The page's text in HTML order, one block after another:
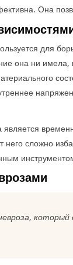
Она
для
она ни имела,
является
него сложно